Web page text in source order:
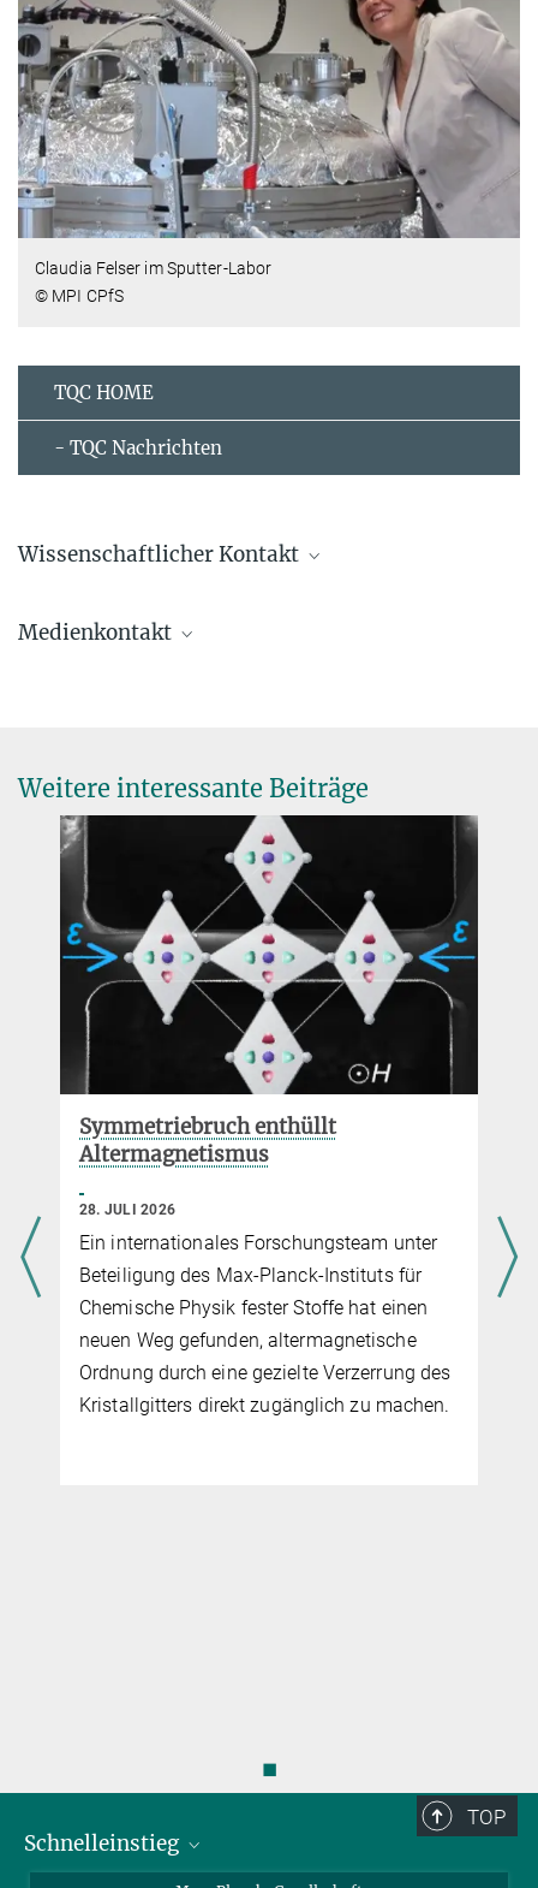
Claudia Felser im Sputter-Labor
© MPI CPfS
TQC HOME
- TQC Nachrichten
Wissenschaftlicher Kontakt
Direktorin
Medienkontakt
+49 351 4646-4002
rosner@...
Max-Planck-Institut für Chemische Physik
fester Stoffe
Weitere interessante Beiträge
Symmetriebruch enthüllt
Altermagnetismus
28. JULI 2026
Ein internationales Forschungsteam unter
Beteiligung des Max-Planck-Instituts für
Chemische Physik fester Stoffe hat einen
neuen Weg gefunden, altermagnetische
Ordnung durch eine gezielte Verzerrung des
Kristallgitters direkt zugänglich zu machen.
◼
TOP
Schnelleinstieg